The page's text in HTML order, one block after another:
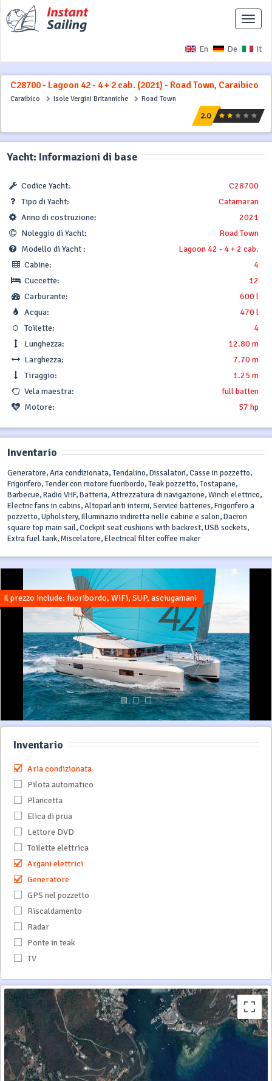
En De It
C28700 - Lagoon 42 - 4 + 2 cab. (2021) - Road Town, Caraibico
Caraibico Isole Vergini Britanniche Road Town
Yacht: Informazioni di base
Codice Yacht:
C28700
Tipo di Yacht:
Catamaran
Anno di costruzione:
2021
Noleggio di Yacht:
Road Town
Modello di Yacht :
Lagoon 42 - 4 + 2 cab.
Cabine:
4
Cuccette:
12
Carburante:
600 l
Acqua:
470 l
Toilette:
4
Lunghezza:
12.80 m
Larghezza:
7.70 m
Tiraggio:
1.25 m
Vela maestra:
full batten
Motore:
57 hp
Inventario
Generatore, Aria condizionata, Tendalino, Dissalatori, Casse in pozzetto,
Frigorifero, Tender con motore fuoribordo, Teak pozzetto, Tostapane,
Barbecue, Radio VHF, Batteria, Attrezzatura di navigazione, Winch elettrico,
Electric fans in cabins, Altoparlanti interni, Service batteries, Frigorifero a
pozzetto, Upholstery, Illuminazio indiretta nelle cabine e salon, Dacron
square top main sail, Cockpit seat cushions with backrest, USB sockets,
Extra fuel tank, Miscelatore, Electrical filter coffee maker
Il prezzo include: fuoribordo, WiFi, SUP, asciugamani
Inventario
Aria condizionata
Pilota automatico
Plancetta
Elica di prua
Lettore DVD
Toilette elettrica
Argani elettrici
Generatore
GPS nel pozzetto
Riscaldamento
Radar
Ponte in teak
TV